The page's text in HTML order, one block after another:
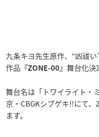
九条キヨ先生原作、“凶祓
作品 『ZONE-00』 舞台化決
舞台名は「トワイライト・
京・CBGKシブゲキ!!にて
ます。